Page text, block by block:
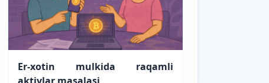
Er-xotin mulkida raqamli